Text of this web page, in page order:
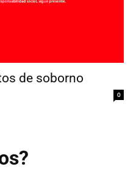
de soborno
0